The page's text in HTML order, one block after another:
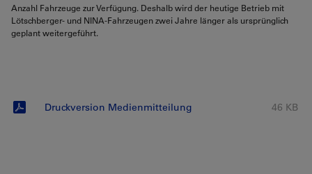
Anzahl Fahrzeuge zur Verfügung. Deshalb wird der heutige Betrieb mit
Lötschberger- und NINA-Fahrzeugen zwei Jahre länger als ursprünglich
geplant weitergeführt.
46 KB
Druckversion Medienmitteilung